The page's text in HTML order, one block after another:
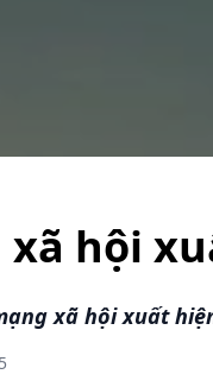
xã hội
xã hội xuất